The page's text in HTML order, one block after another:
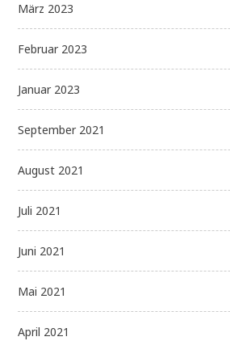
März 2023
Februar 2023
Januar 2023
September 2021
August 2021
Juli 2021
Juni 2021
Mai 2021
April 2021